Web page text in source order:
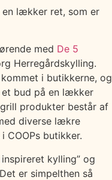
en lækker ret, som er
med De 5
Herregårdskylling.
i butikkerne, og
bud på en lækker
produkter består af
diverse lækre
COOPs butikker.
kylling” og
er simpelthen så